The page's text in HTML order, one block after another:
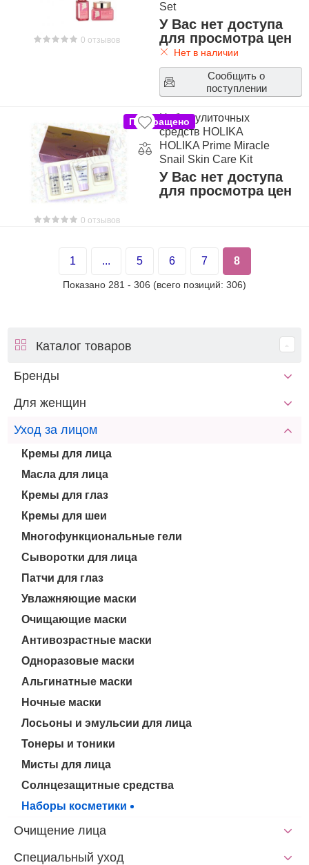
0 отзывов
Set
У Вас нет доступа
для просмотра цен
Нет в наличии
Сообщить о
поступлении
0 отзывов
Набор улиточных
средств HOLIKA
HOLIKA Prime Miracle
Snail Skin Care Kit
У Вас нет доступа
для просмотра цен
Прекращено
1 ... 5 6 7 8
Показано 281 - 306 (всего позиций: 306)
Каталог товаров
Бренды
Для женщин
Уход за лицом
Кремы для лица
Масла для лица
Кремы для глаз
Кремы для шеи
Многофункциональные гели
Сыворотки для лица
Патчи для глаз
Увлажняющие маски
Очищающие маски
Антивозрастные маски
Одноразовые маски
Альгинатные маски
Ночные маски
Лосьоны и эмульсии для лица
Тонеры и тоники
Мисты для лица
Солнцезащитные средства
Наборы косметики
Очищение лица
Специальный уход